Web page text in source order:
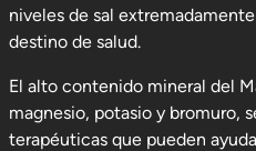
niveles de sal
destino de salud.
El alto contenido mineral del
magnesio, potasio y bromuro,
terapéuticas que pueden